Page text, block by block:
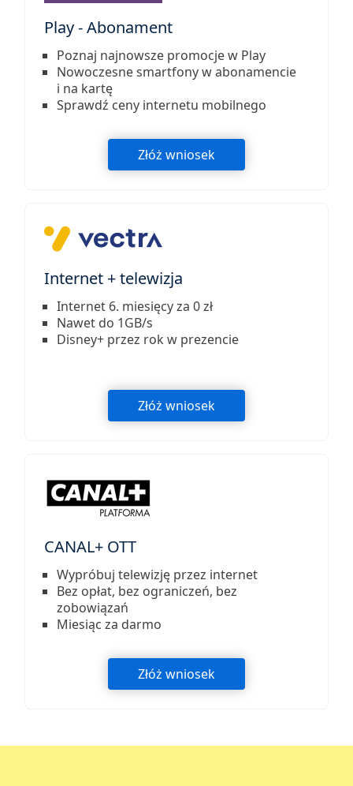
Play - Abonament
Poznaj najnowsze promocje w Play
Nowoczesne smartfony w abonamencie
i na kartę
Sprawdź ceny internetu mobilnego
Złóż wniosek
Internet + telewizja
Internet 6. miesięcy za 0 zł
Nawet do 1GB/s
Disney+ przez rok w prezencie
Złóż wniosek
CANAL+ OTT
Wypróbuj telewizję przez internet
Bez opłat, bez ograniczeń, bez
zobowiązań
Miesiąc za darmo
Złóż wniosek